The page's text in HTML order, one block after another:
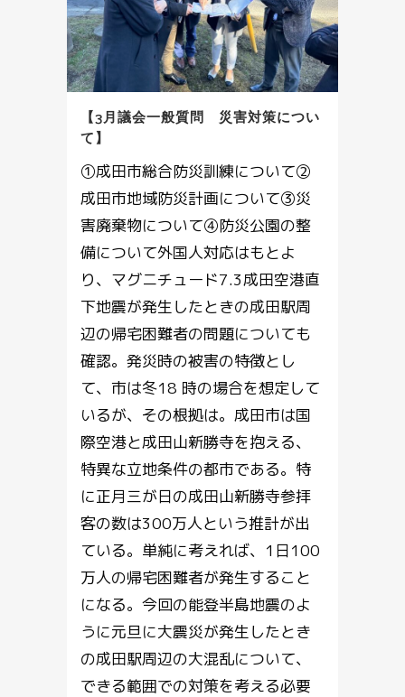
【3月議会一般質問 災害対策につい
て】
①成田市総合防災訓練について②
成田市地域防災計画について③災
害廃棄物について④防災公園の整
備について外国人対応はもとよ
り、マグニチュード7.3成田空港直
下地震が発生したときの成田駅周
辺の帰宅困難者の問題についても
確認。発災時の被害の特徴とし
て、市は冬18 時の場合を想定して
いるが、その根拠は。成田市は国
際空港と成田山新勝寺を抱える、
特異な立地条件の都市である。特
に正月三が日の成田山新勝寺参拝
客の数は300万人という推計が出
ている。単純に考えれば、1日100
万人の帰宅困難者が発生すること
になる。今回の能登半島地震のよ
うに元旦に大震災が発生したとき
の成田駅周辺の大混乱について、
できる範囲での対策を考える必要